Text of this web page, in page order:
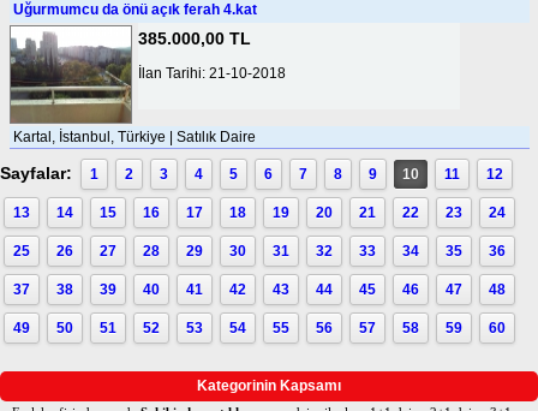
Uğurmumcu da önü açık ferah 4.kat
385.000,00 TL
İlan Tarihi: 21-10-2018
Kartal, İstanbul, Türkiye | Satılık Daire
Sayfalar: 1 2 3 4 5 6 7 8 9 10 11 12
13 14 15 16 17 18 19 20 21 22 23 24
25 26 27 28 29 30 31 32 33 34 35 36
37 38 39 40 41 42 43 44 45 46 47 48
49 50 51 52 53 54 55 56 57 58 59 60
Kategorinin Kapsamı